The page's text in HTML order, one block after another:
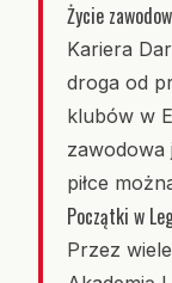
Życie
Kariera
droga od
klubów w
zawodowa
piłce
Początki w
Przez